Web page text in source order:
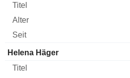
Helena Häger